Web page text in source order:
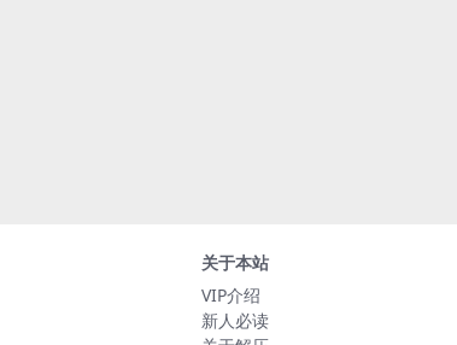
关于本站
VIP介绍
新人必读